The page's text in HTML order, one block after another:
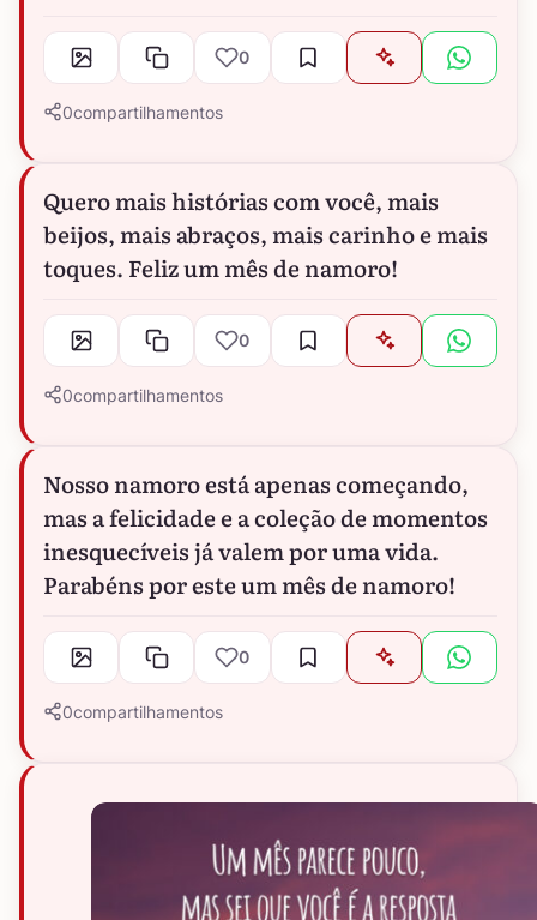
0
0compartilhamentos
Quero mais histórias com você, mais
beijos, mais abraços, mais carinho e mais
toques. Feliz um mês de namoro!
0
0compartilhamentos
Nosso namoro está apenas começando,
mas a felicidade e a coleção de momentos
inesquecíveis já valem por uma vida.
Parabéns por este um mês de namoro!
0
0compartilhamentos